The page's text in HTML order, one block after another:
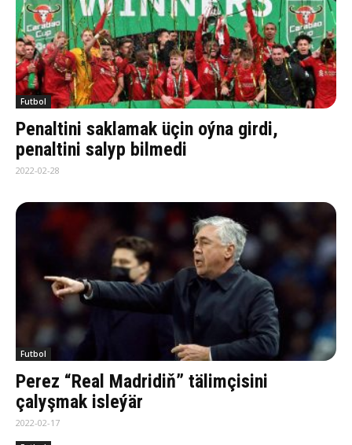
Futbol
Penaltini saklamak üçin oýna girdi,
penaltini salyp bilmedi
2022-02-28
Futbol
Perez “Real Madridiň” tälimçisini
çalyşmak isleýär
2022-02-17